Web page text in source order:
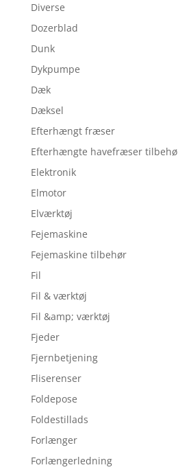
Diverse
Dozerblad
Dunk
Dykpumpe
Dæk
Dæksel
Efterhængt fræser
Efterhængte havefræser tilbehø
Elektronik
Elmotor
Elværktøj
Fejemaskine
Fejemaskine tilbehør
Fil
Fil & værktøj
Fil &amp; værktøj
Fjeder
Fjernbetjening
Fliserenser
Foldepose
Foldestillads
Forlænger
Forlængerledning